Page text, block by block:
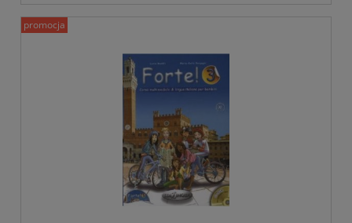
promocja